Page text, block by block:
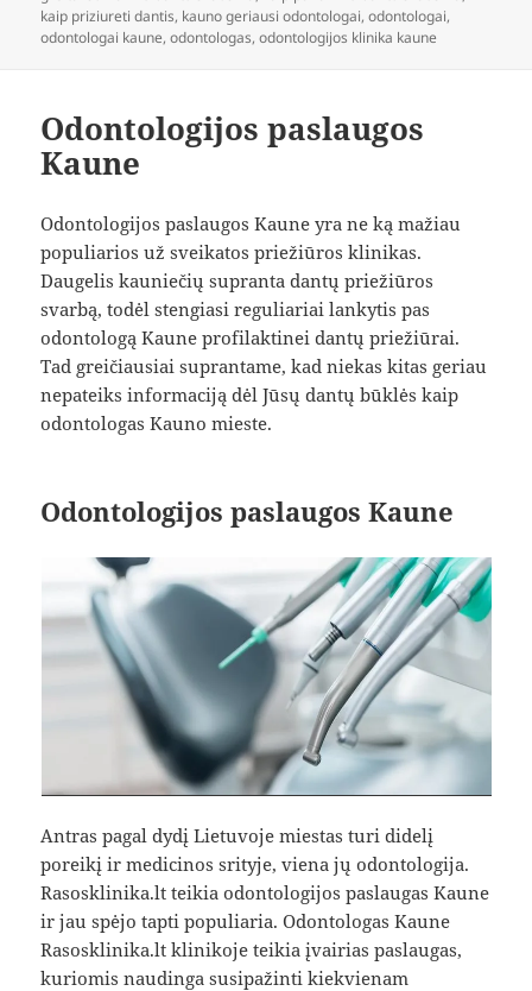
kaip priziureti dantis, kauno geriausi odontologai,odontologai,
odontologai kaune,odontologas,odontologijos klinika kaune
Odontologijos paslaugos
Kaune
Odontologijos paslaugos Kaune yra ne ką mažiau
populiarios už sveikatos priežiūros klinikas.
Daugelis kauniečių supranta dantų priežiūros
svarbą, todėl stengiasi reguliariai lankytis pas
odontologą Kaune profilaktinei dantų priežiūrai.
Tad greičiausiai suprantame, kad niekas kitas geriau
nepateiks informaciją dėl Jūsų dantų būklės kaip
odontologas Kauno mieste.
Odontologijos paslaugos Kaune
Antras pagal dydį Lietuvoje miestas turi didelį
poreikį ir medicinos srityje, viena jų odontologija.
Rasosklinika.lt teikia odontologijos paslaugas Kaune
ir jau spėjo tapti populiaria. Odontologas Kaune
Rasosklinika.lt klinikoje teikia įvairias paslaugas,
kuriomis naudinga susipažinti kiekvienam